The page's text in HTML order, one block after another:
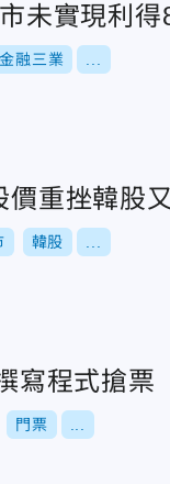
未實現利
金融三業
價重挫韓股
韓股
寫程式搶
門票